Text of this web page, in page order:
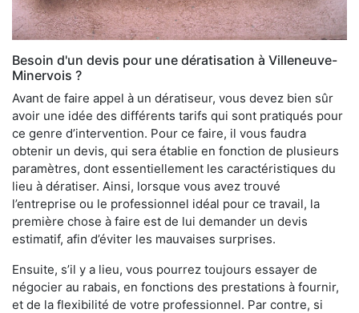
Besoin d'un devis pour une dératisation à Villeneuve-
Minervois ?
Avant de faire appel à un dératiseur, vous devez bien sûr
avoir une idée des différents tarifs qui sont pratiqués pour
ce genre d’intervention. Pour ce faire, il vous faudra
obtenir un devis, qui sera établie en fonction de plusieurs
paramètres, dont essentiellement les caractéristiques du
lieu à dératiser. Ainsi, lorsque vous avez trouvé
l’entreprise ou le professionnel idéal pour ce travail, la
première chose à faire est de lui demander un devis
estimatif, afin d’éviter les mauvaises surprises.
Ensuite, s’il y a lieu, vous pourrez toujours essayer de
négocier au rabais, en fonctions des prestations à fournir,
et de la flexibilité de votre professionnel. Par contre, si